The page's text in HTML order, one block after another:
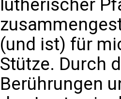
lutherischer
(und ist) für
Stütze. Durch
Berührungen